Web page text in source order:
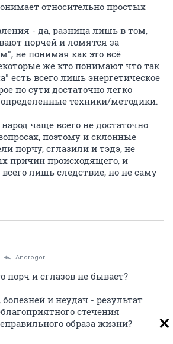
относительно простых
- да, разница лишь в том,
порчей и ломятся за
не понимая как это всё
же кто понимают что так
есть всего лишь энергетическое
по сути достаточно легко
техники/методики.
чаще всего не достаточно
поэтому и склонные
порчу, сглазили и тэдэ, не
причин происходящего, и
лишь следствие, но не саму
Androgor
порч и сглазов не бывает?
и неудач - результат
стечения
образа жизни?